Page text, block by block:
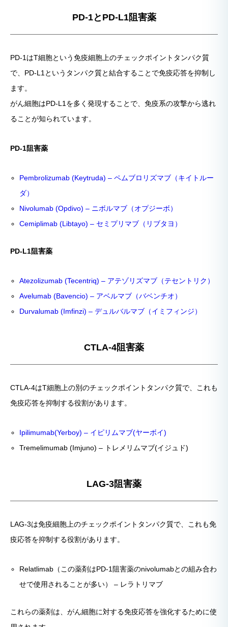
PD-1とPD-L1阻害薬
PD-1はT細胞という免疫細胞上のチェックポイントタンパク質
で、PD-L1というタンパク質と結合することで免疫応答を抑制し
ます。
がん細胞はPD-L1を多く発現することで、免疫系の攻撃から逃れ
ることが知られています。
PD-1阻害薬
Pembrolizumab (Keytruda) – ペムブロリズマブ（キイトルー
ダ）
Nivolumab (Opdivo) – ニボルマブ（オプジーボ）
Cemiplimab (Libtayo) – セミプリマブ（リブタヨ）
PD-L1阻害薬
Atezolizumab (Tecentriq) – アテゾリズマブ（テセントリク）
Avelumab (Bavencio) – アベルマブ（バベンチオ）
Durvalumab (Imfinzi) – デュルバルマブ（イミフィンジ）
CTLA-4阻害薬
CTLA-4はT細胞上の別のチェックポイントタンパク質で、これも
免疫応答を抑制する役割があります。
Ipilimumab(Yerboy) – イピリムマブ(ヤーボイ)
Tremelimumab (Imjuno) – トレメリムマブ(イジュド)
LAG-3阻害薬
LAG-3は免疫細胞上のチェックポイントタンパク質で、これも免
疫応答を抑制する役割があります。
Relatlimab（この薬剤はPD-1阻害薬のnivolumabとの組み合わ
せで使用されることが多い） – レラトリマブ
これらの薬剤は、がん細胞に対する免疫応答を強化するために使